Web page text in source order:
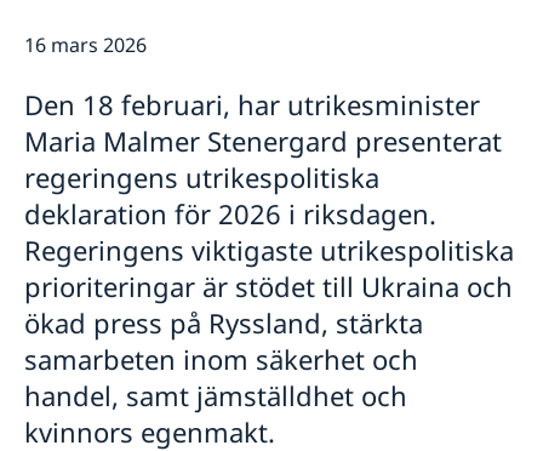
16 mars 2026
Den 18 februari, har utrikesminister
Maria Malmer Stenergard presenterat
regeringens utrikespolitiska
deklaration för 2026 i riksdagen.
Regeringens viktigaste utrikespolitiska
prioriteringar är stödet till Ukraina och
ökad press på Ryssland, stärkta
samarbeten inom säkerhet och
handel, samt jämställdhet och
kvinnors egenmakt.